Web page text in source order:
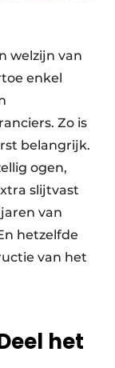
welzijn van
enkel
Zo is
belangrijk.
ogen,
slijtvast
van
hetzelfde
van het
het